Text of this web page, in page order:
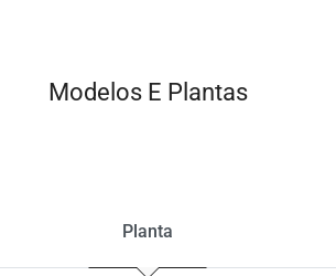
Modelos E Plantas
Planta